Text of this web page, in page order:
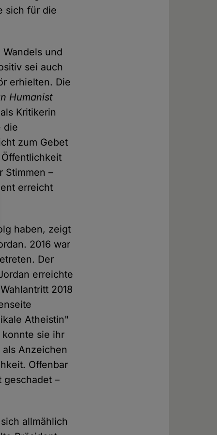
sich für die
und
sei auch
erhielten. Die
Humanist
Kritikerin
die
zum Gebet
Stimmen –
erreicht
haben, zeigt
2016 war
Der
erreichte
2018
Atheistin"
sie ihr
Anzeichen
Offenbar
geschadet –
allmählich